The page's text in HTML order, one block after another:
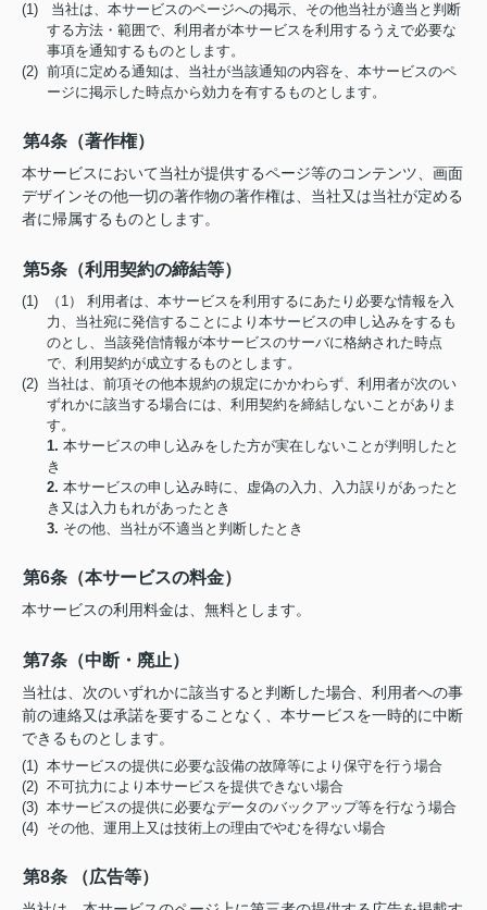
(1) 当社は、本サービスのページへの掲示、その他当社が適当と判断
する方法・範囲で、利用者が本サービスを利用するうえで必要な
事項を通知するものとします。
(2) 前項に定める通知は、当社が当該通知の内容を、本サービスのペ
ージに掲示した時点から効力を有するものとします。
第4条（著作権）
本サービスにおいて当社が提供するページ等のコンテンツ、画面
デザインその他一切の著作物の著作権は、当社又は当社が定める
者に帰属するものとします。
第5条（利用契約の締結等）
(1) （1） 利用者は、本サービスを利用するにあたり必要な情報を入
力、当社宛に発信することにより本サービスの申し込みをするも
のとし、当該発信情報が本サービスのサーバに格納された時点
で、利用契約が成立するものとします。
(2) 当社は、前項その他本規約の規定にかかわらず、利用者が次のい
ずれかに該当する場合には、利用契約を締結しないことがありま
す。
1. 本サービスの申し込みをした方が実在しないことが判明したと
き
2. 本サービスの申し込み時に、虚偽の入力、入力誤りがあったと
き又は入力もれがあったとき
3. その他、当社が不適当と判断したとき
第6条（本サービスの料金）
本サービスの利用料金は、無料とします。
第7条（中断・廃止）
当社は、次のいずれかに該当すると判断した場合、利用者への事
前の連絡又は承諾を要することなく、本サービスを一時的に中断
できるものとします。
(1) 本サービスの提供に必要な設備の故障等により保守を行う場合
(2) 不可抗力により本サービスを提供できない場合
(3) 本サービスの提供に必要なデータのバックアップ等を行なう場合
(4) その他、運用上又は技術上の理由でやむを得ない場合
第8条 （広告等）